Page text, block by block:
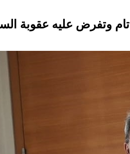
وتفرض عليه عقوبة